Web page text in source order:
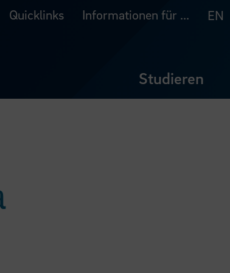
Quicklinks Informationen für ... EN
Studieren